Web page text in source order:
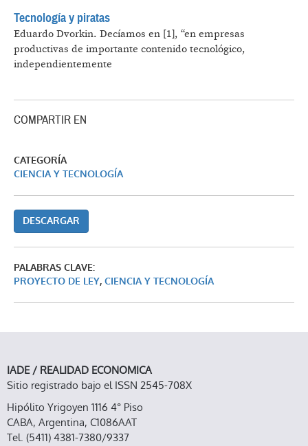
Tecnología y piratas
Eduardo Dvorkin. Decíamos en [1], “en empresas
productivas de importante contenido tecnológico,
independientemente
COMPARTIR EN
CATEGORÍA
CIENCIA Y TECNOLOGÍA
DESCARGAR
PALABRAS CLAVE:
PROYECTO DE LEY, CIENCIA Y TECNOLOGÍA
IADE / REALIDAD ECONOMICA
Sitio registrado bajo el ISSN 2545-708X
Hipólito Yrigoyen 1116 4° Piso
CABA, Argentina, C1086AAT
Tel. (5411) 4381-7380/9337